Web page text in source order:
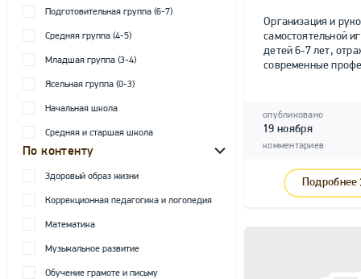
Подготовительная группа (6-7)
Средняя группа (4-5)
Младшая группа (3-4)
Ясельная группа (0-3)
Начальная школа
Средняя и старшая школа
По контенту
Здоровый образ жизни
Коррекционная педагогика и логопедия
Математика
Музыкальное развитие
Обучение грамоте и письму
Организация и
самостоятельной
детей 6-7 лет,
современные
опубликовано
19 ноября
комментариев
Подробнее